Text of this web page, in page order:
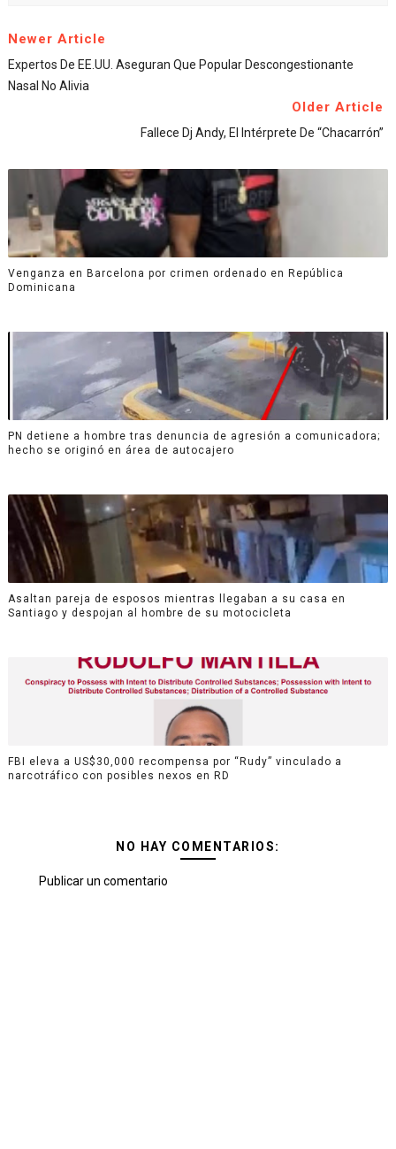
Newer Article
Expertos De EE.UU. Aseguran Que Popular Descongestionante
Nasal No Alivia
Older Article
Fallece Dj Andy, El Intérprete De “Chacarrón”
Venganza en Barcelona por crimen ordenado en República
Dominicana
PN detiene a hombre tras denuncia de agresión a comunicadora;
hecho se originó en área de autocajero
Asaltan pareja de esposos mientras llegaban a su casa en
Santiago y despojan al hombre de su motocicleta
FBI eleva a US$30,000 recompensa por “Rudy” vinculado a
narcotráfico con posibles nexos en RD
NO HAY COMENTARIOS:
Publicar un comentario